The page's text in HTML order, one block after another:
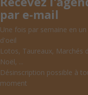
par e-mail
Une fois par semaine en
d'oeil
Lotos, Taureaux, Marchés
Noël, ...
Désinscription possible à
moment